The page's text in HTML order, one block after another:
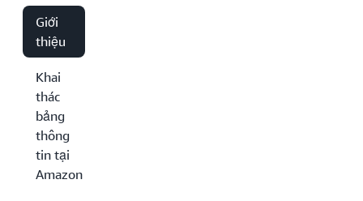
Giới
thiệu
Khai
thác
bảng
thông
tin tại
Amazon